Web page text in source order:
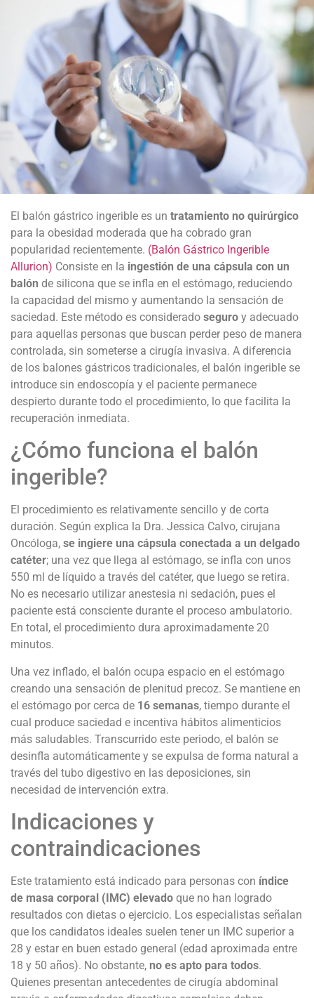
El balón gástrico ingerible es un tratamiento no quirúrgico
para la obesidad moderada que ha cobrado gran
popularidad recientemente. (Balón Gástrico Ingerible
Allurion) Consiste en la ingestión de una cápsula con un
balón de silicona que se infla en el estómago, reduciendo
la capacidad del mismo y aumentando la sensación de
saciedad. Este método es considerado seguro y adecuado
para aquellas personas que buscan perder peso de manera
controlada, sin someterse a cirugía invasiva. A diferencia
de los balones gástricos tradicionales, el balón ingerible se
introduce sin endoscopía y el paciente permanece
despierto durante todo el procedimiento, lo que facilita la
recuperación inmediata.
¿Cómo funciona el balón
ingerible?
El procedimiento es relativamente sencillo y de corta
duración. Según explica la Dra. Jessica Calvo, cirujana
Oncóloga, se ingiere una cápsula conectada a un delgado
catéter; una vez que llega al estómago, se infla con unos
550 ml de líquido a través del catéter, que luego se retira.
No es necesario utilizar anestesia ni sedación, pues el
paciente está consciente durante el proceso ambulatorio.
En total, el procedimiento dura aproximadamente 20
minutos.
Una vez inflado, el balón ocupa espacio en el estómago
creando una sensación de plenitud precoz. Se mantiene en
el estómago por cerca de 16 semanas, tiempo durante el
cual produce saciedad e incentiva hábitos alimenticios
más saludables. Transcurrido este periodo, el balón se
desinfla automáticamente y se expulsa de forma natural a
través del tubo digestivo en las deposiciones, sin
necesidad de intervención extra.
Indicaciones y
contraindicaciones
Este tratamiento está indicado para personas con índice
de masa corporal (IMC) elevado que no han logrado
resultados con dietas o ejercicio. Los especialistas señalan
que los candidatos ideales suelen tener un IMC superior a
28 y estar en buen estado general (edad aproximada entre
18 y 50 años). No obstante, no es apto para todos.
Quienes presentan antecedentes de cirugía abdominal